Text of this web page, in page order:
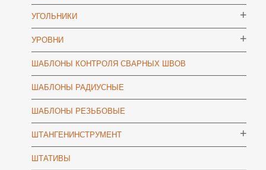
УГОЛЬНИКИ
УРОВНИ
ШАБЛОНЫ КОНТРОЛЯ СВАРНЫХ ШВОВ
ШАБЛОНЫ РАДИУСНЫЕ
ШАБЛОНЫ РЕЗЬБОВЫЕ
ШТАНГЕНИНСТРУМЕНТ
ШТАТИВЫ